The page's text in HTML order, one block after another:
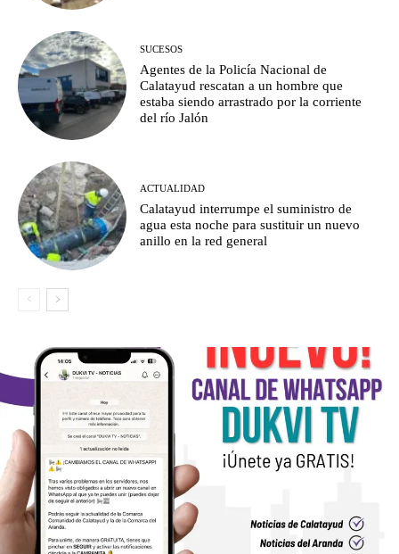
SUCESOS
Agentes de la Policía Nacional de
Calatayud rescatan a un hombre que
estaba siendo arrastrado por la corriente
del río Jalón
ACTUALIDAD
Calatayud interrumpe el suministro de
agua esta noche para sustituir un nuevo
anillo en la red general